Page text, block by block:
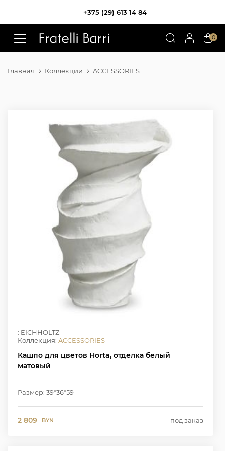
+375 (29) 613 14 84
0
Главная Коллекции ACCESSORIES
: EICHHOLTZ
Коллекция: ACCESSORIES
Кашпо для цветов Horta, отделка белый
матовый
Размер: 39*36*59
2 809 BYN под заказ